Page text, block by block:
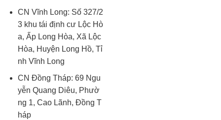
CN Vĩnh Long: Số 327/2
3 khu tái định cư Lộc Hò
a, Ấp Long Hòa, Xã Lộc
Hòa, Huyện Long Hồ, Tỉ
nh Vĩnh Long
CN Đồng Tháp: 69 Ngu
yễn Quang Diêu, Phườ
ng 1, Cao Lãnh, Đồng T
háp